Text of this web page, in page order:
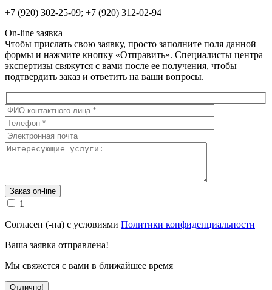
+7 (920) 302-25-09; +7 (920) 312-02-94
On-line заявка
Чтобы прислать свою заявку, просто заполните поля данной
формы и нажмите кнопку «Отправить». Специалисты центра
экспертизы свяжутся с вами после ее получения, чтобы
подтвердить заказ и ответить на ваши вопросы.
1
Согласен (-на) с условиями Политики конфиденциальности
Ваша заявка отправлена!
Мы свяжется с вами в ближайшее время
Отлично!